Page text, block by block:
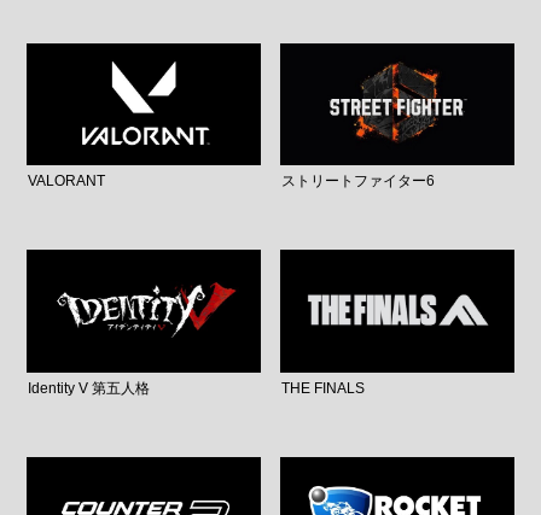
VALORANT ストリートファイター6
Identity V 第五人格 THE FINALS